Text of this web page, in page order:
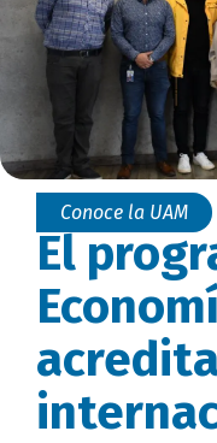
Conoce la UAM
El